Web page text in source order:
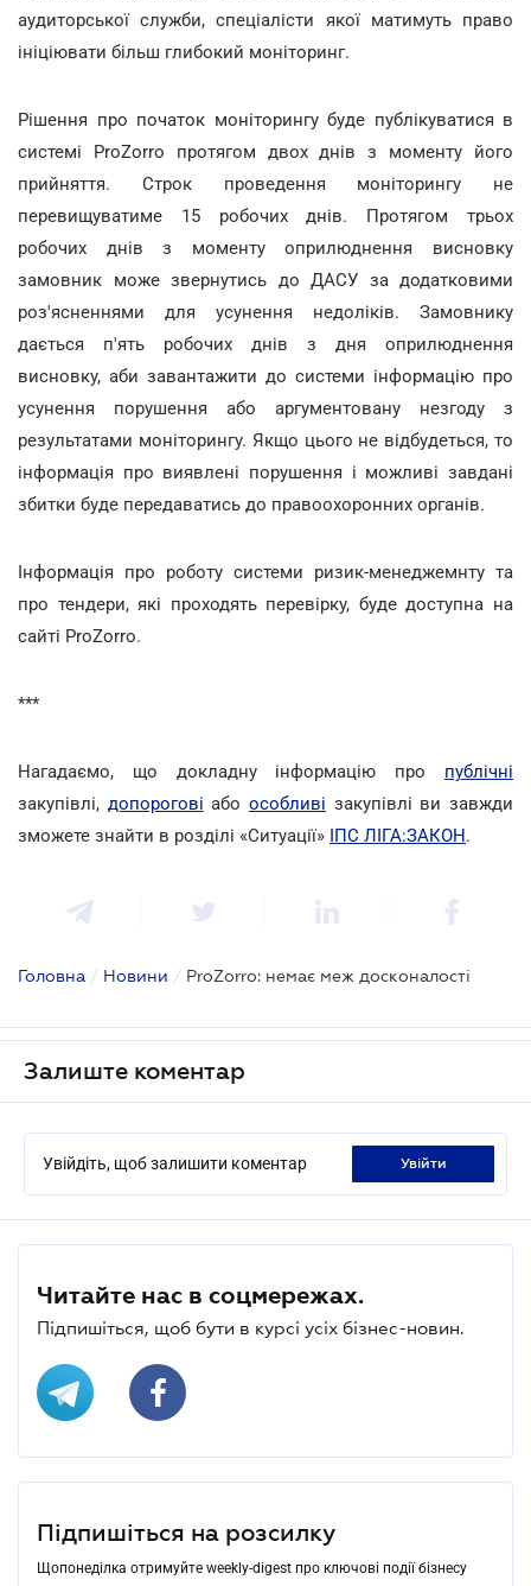
аудиторської служби, спеціалісти якої матимуть право
ініціювати більш глибокий моніторинг.
Рішення про початок моніторингу буде публікуватися в
системі ProZorro протягом двох днів з моменту його
прийняття. Строк проведення моніторингу не
перевищуватиме 15 робочих днів. Протягом трьох
робочих днів з моменту оприлюднення висновку
замовник може звернутись до ДАСУ за додатковими
роз'ясненнями для усунення недоліків. Замовнику
дається п'ять робочих днів з дня оприлюднення
висновку, аби завантажити до системи інформацію про
усунення порушення або аргументовану незгоду з
результатами моніторингу. Якщо цього не відбудеться, то
інформація про виявлені порушення і можливі завдані
збитки буде передаватись до правоохоронних органів.
Інформація про роботу системи ризик-менеджемнту та
про тендери, які проходять перевірку, буде доступна на
сайті ProZorro.
***
Нагадаємо, що докладну інформацію про публічні
закупівлі, допорогові абоособливі закупівлі ви завжди
зможете знайти в розділі «Ситуації» ІПС ЛІГА:ЗАКОН.
Головна / Новини / ProZorro: немає меж досконалості
Залиште коментар
Увійдіть, щоб залишити коментар увійти
Читайте нас в соцмережах.
Підпишіться, щоб бути в курсі усіх бізнес-новин.
Підпишіться на розсилку
Щопонеділка отримуйте weekly-digest про ключові події бізнесу